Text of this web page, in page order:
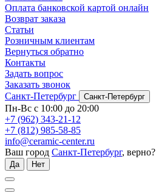
Оплата банковской картой онлайн
Возврат заказа
Статьи
Розничным клиентам
Вернуться обратно
Контакты
Задать вопрос
Заказать звонок
Санкт-Петербург
Санкт-Петербург
Пн-Вс с 10:00 до 20:00
+7 (962) 343-21-12
+7 (812) 985-58-85
info@ceramic-center.ru
Ваш город Санкт-Петербург, верно?
Да Нет